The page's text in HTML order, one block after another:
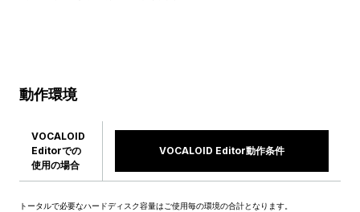
動作環境
VOCALOID
Editorでの
使用の場合
VOCALOID Editor動作条件
トータルで必要なハードディスク容量はご使用毎の環境の合計となります。